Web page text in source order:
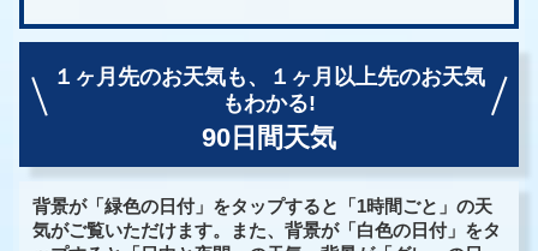
１ヶ月先のお天気も、
１ヶ月以上先のお天気
もわかる!
90日間天気
背景が「緑色の日付」をタップすると「1時間ごと」の天
気がご覧いただけます。また、背景が「白色の日付」をタ